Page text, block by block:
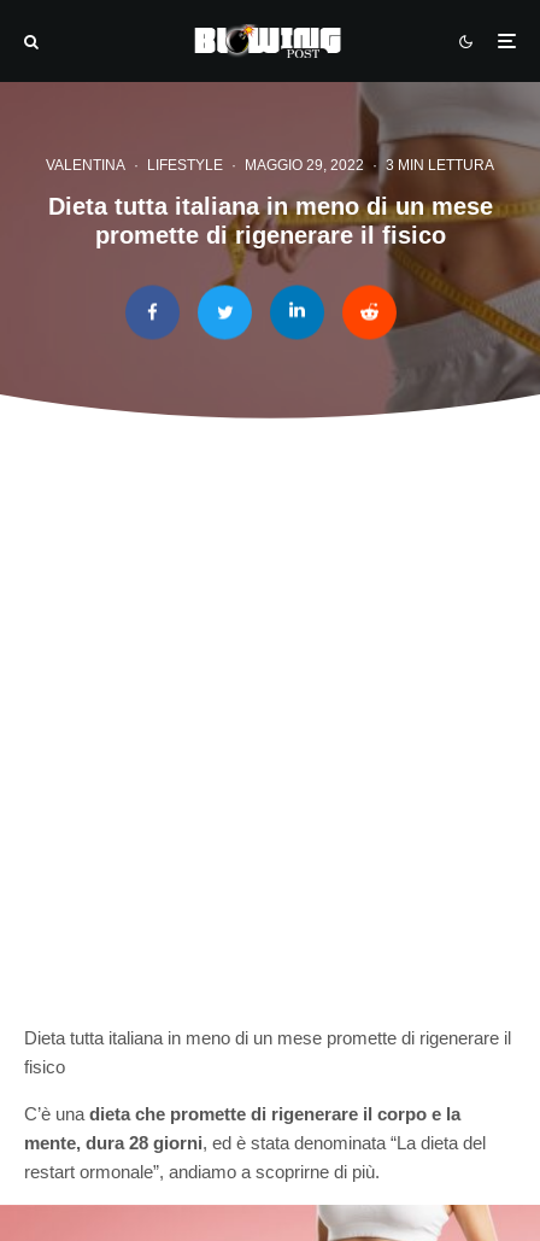
VALENTINA · LIFESTYLE · MAGGIO 29, 2022 · 3 MIN LETTURA
Dieta tutta italiana in meno di un mese
promette di rigenerare il fisico
Dieta tutta italiana in meno di un mese promette di rigenerare il
fisico
C’è una dieta che promette di rigenerare il corpo e la
mente, dura 28 giorni, ed è stata denominata “La dieta del
restart ormonale”, andiamo a scoprirne di più.